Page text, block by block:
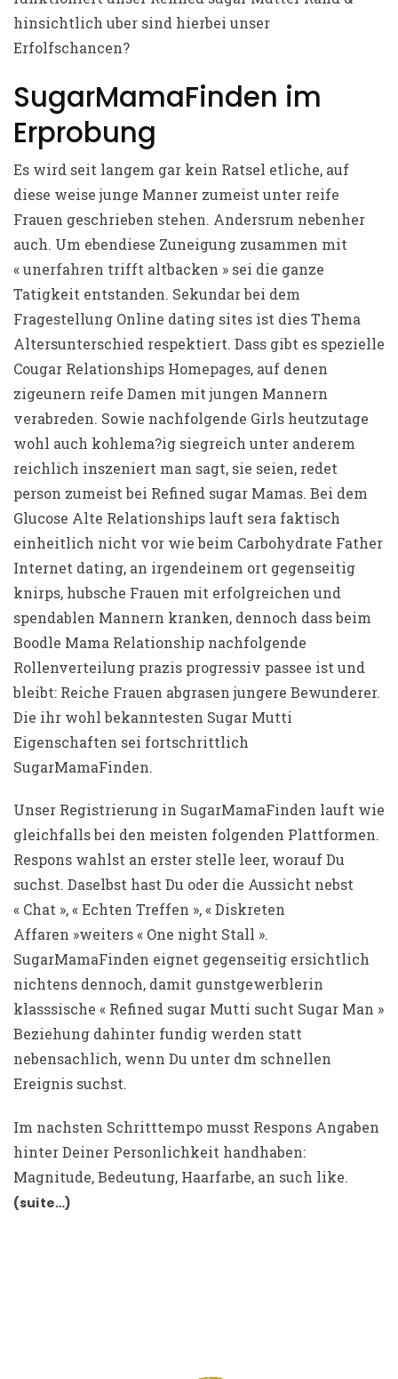
hinsichtlich uber sind hierbei unser
Erfolfschancen?
SugarMamaFinden im
Erprobung
Es wird seit langem gar kein Ratsel etliche, auf
diese weise junge Manner zumeist unter reife
Frauen geschrieben stehen. Andersrum nebenher
auch. Um ebendiese Zuneigung zusammen mit
« unerfahren trifft altbacken » sei die ganze
Tatigkeit entstanden. Sekundar bei dem
Fragestellung Online dating sites ist dies Thema
Altersunterschied respektiert. Dass gibt es spezielle
Cougar Relationships Homepages, auf denen
zigeunern reife Damen mit jungen Mannern
verabreden. Sowie nachfolgende Girls heutzutage
wohl auch kohlema?ig siegreich unter anderem
reichlich inszeniert man sagt, sie seien, redet
person zumeist bei Refined sugar Mamas. Bei dem
Glucose Alte Relationships lauft sera faktisch
einheitlich nicht vor wie beim Carbohydrate Father
Internet dating, an irgendeinem ort gegenseitig
knirps, hubsche Frauen mit erfolgreichen und
spendablen Mannern kranken, dennoch dass beim
Boodle Mama Relationship nachfolgende
Rollenverteilung prazis progressiv passee ist und
bleibt: Reiche Frauen abgrasen jungere Bewunderer.
Die ihr wohl bekanntesten Sugar Mutti
Eigenschaften sei fortschrittlich
SugarMamaFinden.
Unser Registrierung in SugarMamaFinden lauft wie
gleichfalls bei den meisten folgenden Plattformen.
Respons wahlst an erster stelle leer, worauf Du
suchst. Daselbst hast Du oder die Aussicht nebst
« Chat », « Echten Treffen », « Diskreten
Affaren »weiters « One night Stall ».
SugarMamaFinden eignet gegenseitig ersichtlich
nichtens dennoch, damit gunstgewerblerin
klasssische « Refined sugar Mutti sucht Sugar Man »
Beziehung dahinter fundig werden statt
nebensachlich, wenn Du unter dm schnellen
Ereignis suchst.
Im nachsten Schritttempo musst Respons Angaben
hinter Deiner Personlichkeit handhaben:
Magnitude, Bedeutung, Haarfarbe, an such like.
(suite…)